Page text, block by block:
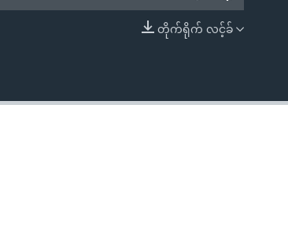
EMBED
တိုက်ရိုက် လင့်ခ်